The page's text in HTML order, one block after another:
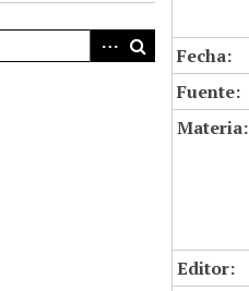
Fecha:
Fuente:
Materia:
Editor: